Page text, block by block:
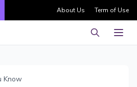
About Us Term of Use
Pencarian
Know